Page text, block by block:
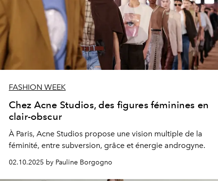
FASHION WEEK
Chez Acne Studios, des figures féminines en
clair-obscur
À Paris, Acne Studios propose une vision multiple de la
féminité, entre subversion, grâce et énergie androgyne.
02.10.2025 by Pauline Borgogno